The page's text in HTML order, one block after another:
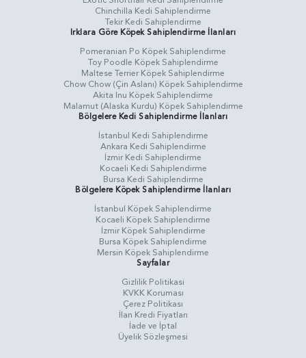
Chinchilla Kedi Sahiplendirme
Tekir Kedi Sahiplendirme
Irklara Göre Köpek Sahiplendirme İlanları
Pomeranian Po Köpek Sahiplendirme
Toy Poodle Köpek Sahiplendirme
Maltese Terrier Köpek Sahiplendirme
Chow Chow (Çin Aslanı) Köpek Sahiplendirme
Akita Inu Köpek Sahiplendirme
Malamut (Alaska Kurdu) Köpek Sahiplendirme
Bölgelere Kedi Sahiplendirme İlanları
İstanbul Kedi Sahiplendirme
Ankara Kedi Sahiplendirme
İzmir Kedi Sahiplendirme
Kocaeli Kedi Sahiplendirme
Bursa Kedi Sahiplendirme
Bölgelere Köpek Sahiplendirme İlanları
İstanbul Köpek Sahiplendirme
Kocaeli Köpek Sahiplendirme
İzmir Köpek Sahiplendirme
Bursa Köpek Sahiplendirme
Mersin Köpek Sahiplendirme
Sayfalar
Gizlilik Politikasi
KVKK Koruması
Çerez Politikası
İlan Kredi Fiyatları
İade ve İptal
Üyelik Sözleşmesi